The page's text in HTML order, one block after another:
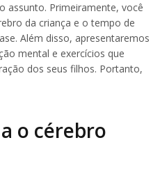
assunto. Primeiramente, você
da criança e o tempo de
Além disso, apresentaremos
mental e exercícios que
dos seus filhos. Portanto,
o cérebro